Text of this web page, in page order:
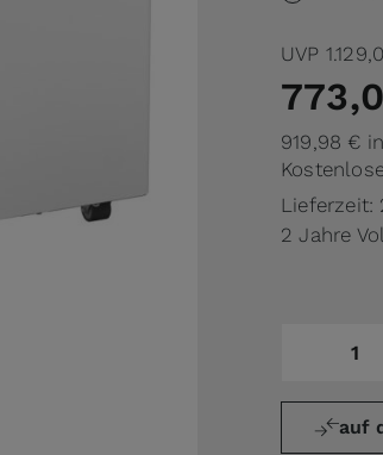
UVP
919,98 €
Lieferzeit:
2 Jahre
auf